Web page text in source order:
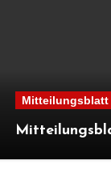
Mitteilungsblatt